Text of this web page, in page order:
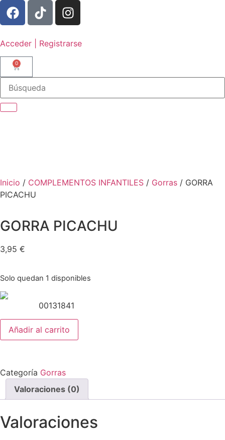
Acceder | Registrarse
0
Inicio / COMPLEMENTOS INFANTILES / Gorras / GORRA
PICACHU
GORRA PICACHU
3,95 €
Solo quedan 1 disponibles
00131841
Añadir al carrito
Categoría Gorras
Valoraciones (0)
Valoraciones